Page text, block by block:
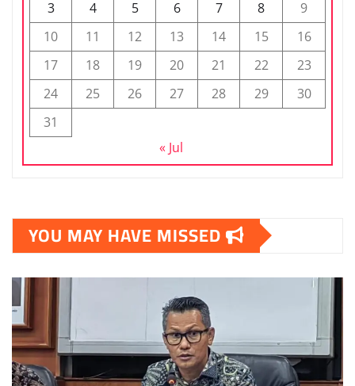
3
4 5 6 7 8
9
10
11 12 13 14 15
16
17
18 19 20 21 22
23
24
25 26 27 28 29
30
31
« Jul
YOU MAY HAVE MISSED